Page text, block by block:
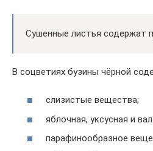
Сушенные листья содержат
В соцветиях бузины чёрной
слизистые вещества;
яблочная, уксусная и
парафинообразное